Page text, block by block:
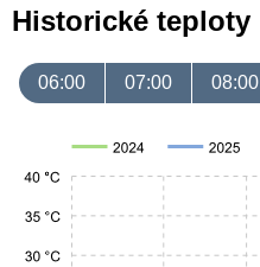
Historické teploty
06:00 07:00 08:00